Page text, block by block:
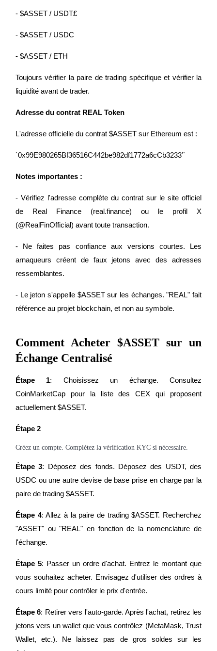
Guide
Gagnez quotidiennement des récompenses compétitives
Staking flexible pour gagner des jetons populaires
- $ASSET / USDT£
- $ASSET / USDC
- $ASSET / ETH
Toujours vérifier la paire de trading spécifique et vérifier la
liquidité avant de trader.
Adresse du contrat REAL Token
L'adresse officielle du contrat $ASSET sur Ethereum est :
`0x99E980265Bf36516C442be982df1772a6cCb3233’`
Notes importantes :
- Vérifiez l'adresse complète du contrat sur le site officiel
de Real Finance (real.finance) ou le profil X
(@RealFinOfficial) avant toute transaction.
- Ne faites pas confiance aux versions courtes. Les
arnaqueurs créent de faux jetons avec des adresses
ressemblantes.
- Le jeton s'appelle $ASSET sur les échanges. "REAL" fait
référence au projet blockchain, et non au symbole.
Comment Acheter $ASSET sur un
Échange Centralisé
Étape 1: Choisissez un échange. Consultez
CoinMarketCap pour la liste des CEX qui proposent
actuellement $ASSET.
Étape 2
Créez un compte. Complétez la vérification KYC si nécessaire.
Étape 3: Déposez des fonds. Déposez des USDT, des
USDC ou une autre devise de base prise en charge par la
paire de trading $ASSET.
Étape 4: Allez à la paire de trading $ASSET. Recherchez
"ASSET" ou "REAL" en fonction de la nomenclature de
l'échange.
Étape 5: Passer un ordre d'achat. Entrez le montant que
vous souhaitez acheter. Envisagez d'utiliser des ordres à
cours limité pour contrôler le prix d'entrée.
Étape 6: Retirer vers l'auto-garde. Après l'achat, retirez les
jetons vers un wallet que vous contrôlez (MetaMask, Trust
Wallet, etc.). Ne laissez pas de gros soldes sur les